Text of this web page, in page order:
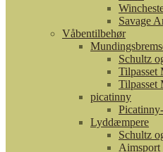
Savage
Våbentilbehør
Schultz
Tilpasset
Tilpasset
picatinny
Lyddæmpere
Schultz
Aimsport